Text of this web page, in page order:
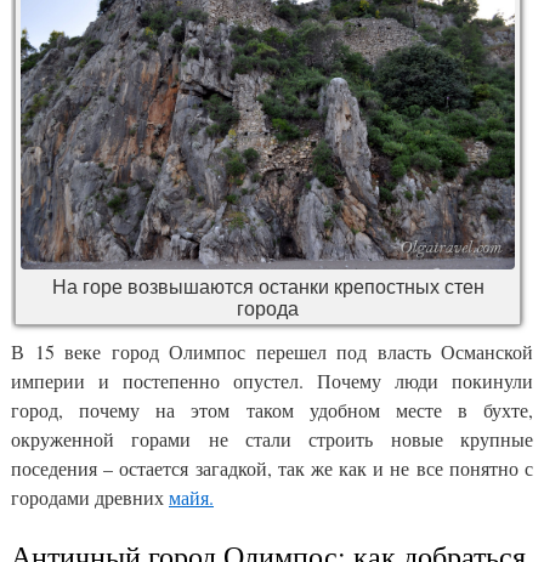
На горе возвышаются останки крепостных стен
города
В 15 веке город Олимпос перешел под власть Османской
империи и постепенно опустел. Почему люди покинули
город, почему на этом таком удобном месте в бухте,
окруженной горами не стали строить новые крупные
поседения – остается загадкой, так же как и не все понятно с
городами древнихмайя.